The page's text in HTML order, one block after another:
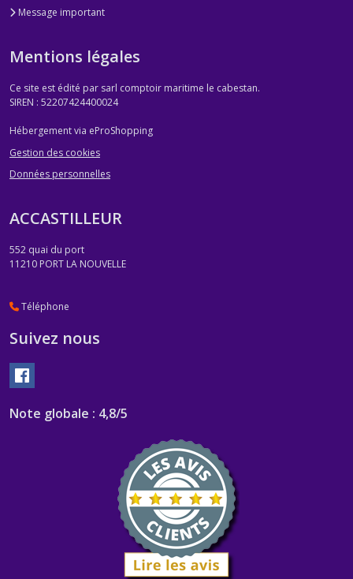
Message important
Mentions légales
Ce site est édité par sarl comptoir maritime le cabestan.
SIREN : 52207424400024
Hébergement via eProShopping
Gestion des cookies
Données personnelles
ACCASTILLEUR
552 quai du port
11210 PORT LA NOUVELLE
Téléphone
Suivez nous
Note globale : 4,8/5